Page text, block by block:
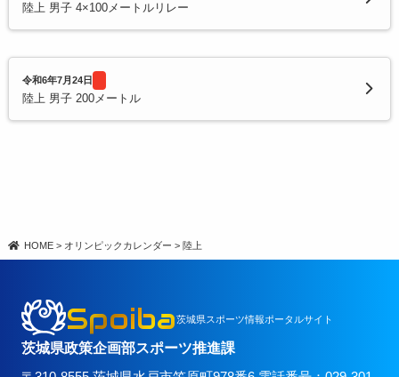
陸上 男子 4×100メートルリレー
令和6年7月24日
陸上 男子 200メートル
HOME > オリンピックカレンダー >陸上
Spoiba茨城県スポーツ情報ポータルサイト
茨城県政策企画部スポーツ推進課